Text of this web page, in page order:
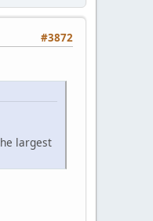
#3872
largest